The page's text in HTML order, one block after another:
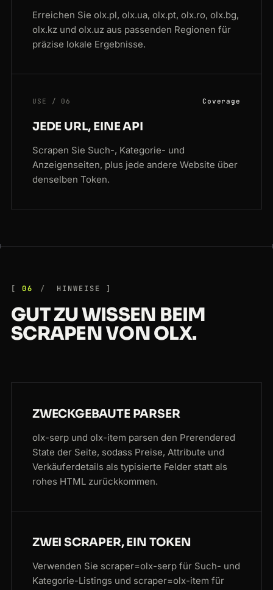
Erreichen Sie olx.pl, olx.ua, olx.pt, olx.ro, olx.bg,
olx.kz und olx.uz aus passenden Regionen für
präzise lokale Ergebnisse.
USE / 06 Coverage
JEDE URL, EINE API
Scrapen Sie Such-, Kategorie- und
Anzeigenseiten, plus jede andere Website über
denselben Token.
06 HINWEISE
GUT ZU WISSEN BEIM
SCRAPEN VON OLX.
ZWECKGEBAUTE PARSER
olx-serp und olx-item parsen den Prerendered
State der Seite, sodass Preise, Attribute und
Verkäuferdetails als typisierte Felder statt als
rohes HTML zurückkommen.
ZWEI SCRAPER, EIN TOKEN
Verwenden Sie scraper=olx-serp für Such- und
Kategorie-Listings und scraper=olx-item für